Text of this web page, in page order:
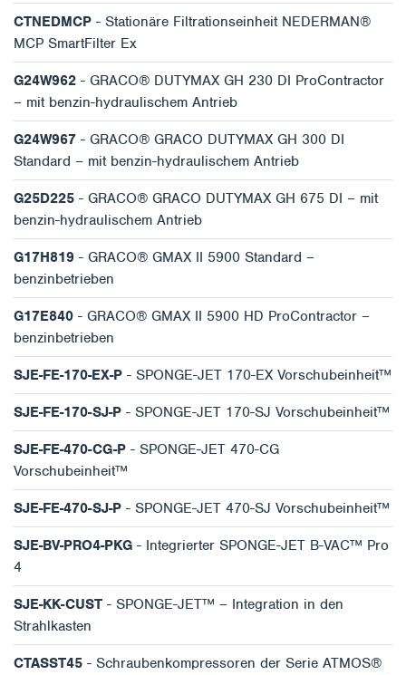
CTNEDMCP - Stationäre Filtrationseinheit NEDERMAN®
MCP SmartFilter Ex
G24W962 - GRACO® DUTYMAX GH 230 DI ProContractor
– mit benzin-hydraulischem Antrieb
G24W967 - GRACO® GRACO DUTYMAX GH 300 DI
Standard – mit benzin-hydraulischem Antrieb
G25D225 - GRACO® GRACO DUTYMAX GH 675 DI – mit
benzin-hydraulischem Antrieb
G17H819 - GRACO® GMAX II 5900 Standard –
benzinbetrieben
G17E840 - GRACO® GMAX II 5900 HD ProContractor –
benzinbetrieben
SJE-FE-170-EX-P - SPONGE-JET 170-EX Vorschubeinheit™
SJE-FE-170-SJ-P - SPONGE-JET 170-SJ Vorschubeinheit™
SJE-FE-470-CG-P - SPONGE-JET 470-CG
Vorschubeinheit™
SJE-FE-470-SJ-P - SPONGE-JET 470-SJ Vorschubeinheit™
SJE-BV-PRO4-PKG - Integrierter SPONGE-JET B-VAC™ Pro
4
SJE-KK-CUST - SPONGE-JET™ – Integration in den
Strahlkasten
CTASST45 - Schraubenkompressoren der Serie ATMOS®